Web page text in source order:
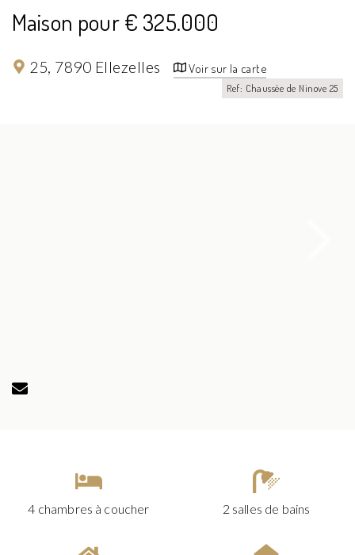
Maison pour € 325.000
25, 7890 Ellezelles Voir sur la carte
Ref: Chaussée de Ninove 25
4 chambres à coucher 2 salles de bains